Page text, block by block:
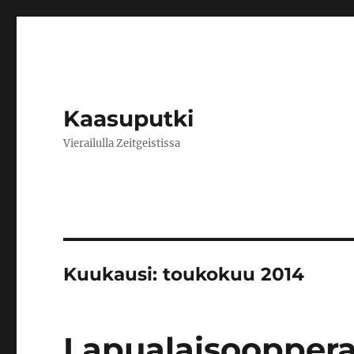
Kaasuputki
Vierailulla Zeitgeistissa
Kuukausi:toukokuu 2014